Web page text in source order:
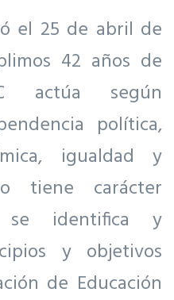
el 25 de abril de
42 años de
actúa según
política,
igualdad y
tiene carácter
se identifica y
y objetivos
de Educación